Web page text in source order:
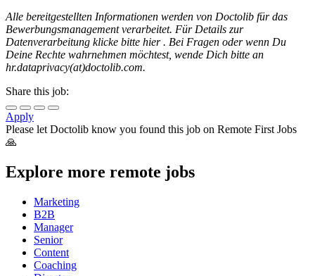
Alle bereitgestellten Informationen werden von Doctolib für das
Bewerbungsmanagement verarbeitet. Für Details zur
Datenverarbeitung klicke bitte hier . Bei Fragen oder wenn Du
Deine Rechte wahrnehmen möchtest, wende Dich bitte an
hr.dataprivacy(at)doctolib.com.
Share this job:
Apply
Please let Doctolib know you found this job on Remote First Jobs
🙏
Explore more remote jobs
Marketing
B2B
Manager
Senior
Content
Coaching